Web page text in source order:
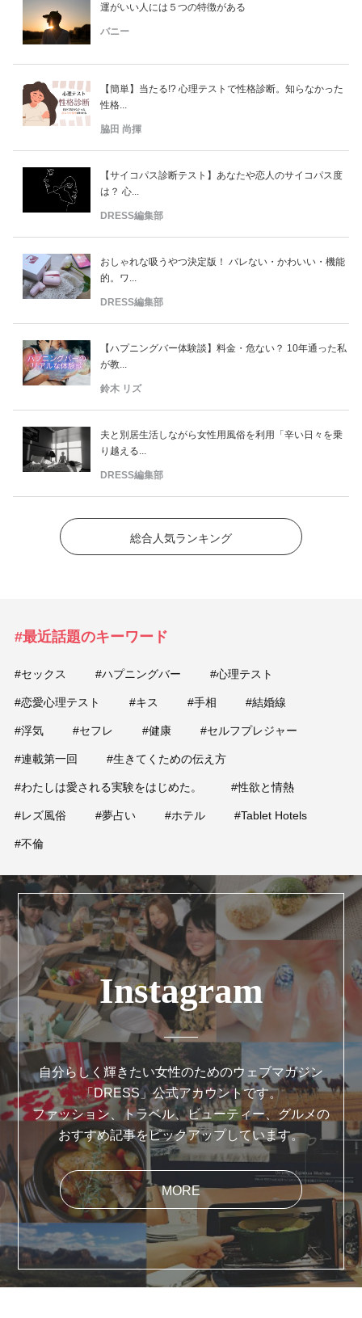
運がいい人には５つの特徴がある
バニー
【簡単】当たる!? 心理テストで性格診断。知らなかった
性格...
脇田 尚揮
【サイコパス診断テスト】あなたや恋人のサイコパス度
は？ 心...
DRESS編集部
おしゃれな吸うやつ決定版！ バレない・かわいい・機能
的。ワ...
DRESS編集部
【ハプニングバー体験談】料金・危ない？ 10年通った私
が教...
鈴木 リズ
夫と別居生活しながら女性用風俗を利用「辛い日々を乗
り越える...
DRESS編集部
総合人気ランキング
#最近話題のキーワード
#セックス #ハプニングバー #心理テスト
#恋愛心理テスト #キス #手相 #結婚線
#浮気 #セフレ #健康 #セルフプレジャー
#連載第一回 #生きてくための伝え方
#わたしは愛される実験をはじめた。 #性欲と情熱
#レズ風俗 #夢占い #ホテル #Tablet Hotels
#不倫
Instagram
自分らしく輝きたい女性のためのウェブマガジン
「DRESS」公式アカウントです。
ファッション、トラベル、ビューティー、グルメの
おすすめ記事をピックアップしています。
MORE